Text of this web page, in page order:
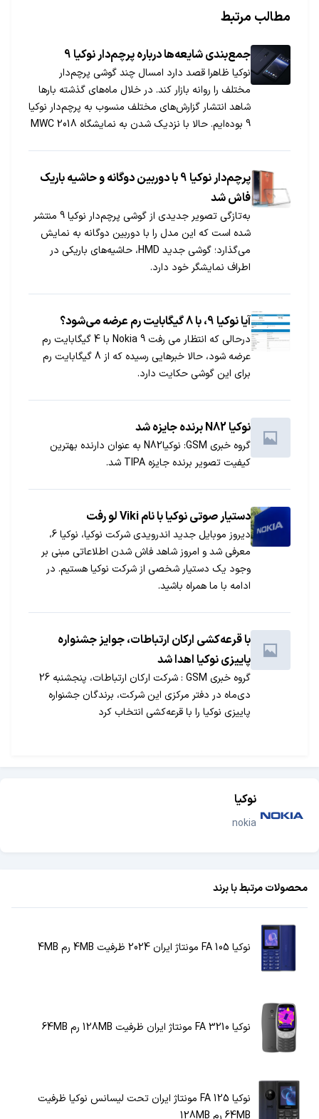
مطالب مرتبط
جمع‌بندی شایعه‌ها درباره پرچم‌دار نوکیا 9
نوکیا ظاهرا قصد دارد امسال چند گوشی پرچم‌دار
مختلف را روانه بازار کند. در خلال ماه‌های گذشته بارها
شاهد انتشار گزارش‌های مختلف منسوب به پرچم‌دار نوکیا
9 بوده‌ایم. حالا با نزدیک شدن به نمایشگاه MWC 2018
پرچم‌دار نوکیا 9 با دوربین دوگانه و حاشیه باریک
فاش شد
به‌تازگی تصویر جدیدی از گوشی پرچم‌دار نوکیا 9 منتشر
شده است که این مدل را با دوربین دوگانه به نمایش
می‌گذارد؛ گوشی جدید HMD، حاشیه‌های باریکی در
اطراف نمایشگر خود دارد.
آیا نوکیا 9، با 8 گیگابایت رم عرضه می‌شود؟
درحالی که انتظار می رفت Nokia 9 با 4 گیگابایت رم
عرضه شود، حالا خبرهایی رسیده که از 8 گیگابایت رم
برای این گوشی حکایت دارد.
نوکیا N82 برنده جایزه شد
گروه خبری GSM: نوکیاN82 به عنوان دارنده بهترین
کیفیت تصویر برنده جایزه TIPA شد.
دستیار صوتی نوکیا با نام Viki لو رفت
دیروز موبایل جدید اندرویدی شرکت نوکیا، نوکیا 6،
معرفی شد و امروز شاهد فاش شدن اطلاعاتی مبنی بر
وجود یک دستیار شخصی از شرکت نوکیا هستیم. در
ادامه با ما همراه باشید.
با قرعه‌کشی ارکان ارتباطات، جوایز جشنواره
پاییزی نوکیا اهدا شد
گروه خبری GSM : شرکت ارکان ارتباطات، پنجشنبه 26
دی‌ماه در دفتر مرکزی این شرکت، برندگان جشنواره
پاییزی نوکیا را با قرعه‌کشی انتخاب کرد
نوکیا
nokia
محصولات مرتبط با برند
نوکیا 105 FA مونتاژ ایران 2024 ظرفیت 4MB رم 4MB
نوکیا 3210 FA مونتاژ‌ ایران ظرفیت 128MB رم 64MB
نوکیا 125 FA مونتاژ ایران تحت لیسانس نوکیا ظرفیت
64MB رم 128MB